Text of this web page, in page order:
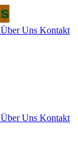
Über Uns Kontakt
Über Uns Kontakt